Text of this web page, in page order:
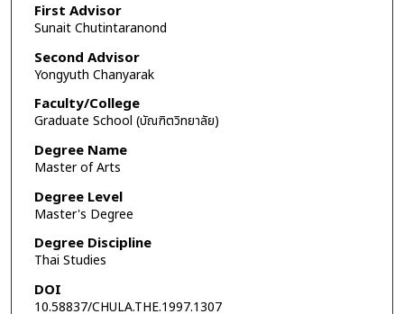
First Advisor
Sunait Chutintaranond
Second Advisor
Yongyuth Chanyarak
Faculty/College
Graduate School (บัณฑิตวิทยาลัย)
Degree Name
Master of Arts
Degree Level
Master's Degree
Degree Discipline
Thai Studies
DOI
10.58837/CHULA.THE.1997.1307